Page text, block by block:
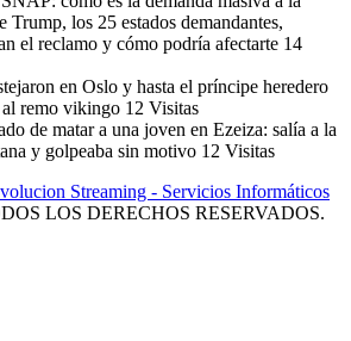
Trump, los 25 estados demandantes,
el reclamo y cómo podría afectarte 14
en Oslo y hasta el príncipe heredero
remo vikingo 12 Visitas
de matar a una joven en Ezeiza: salía a la
y golpeaba sin motivo 12 Visitas
Streaming - Servicios Informáticos
LOS DERECHOS RESERVADOS.